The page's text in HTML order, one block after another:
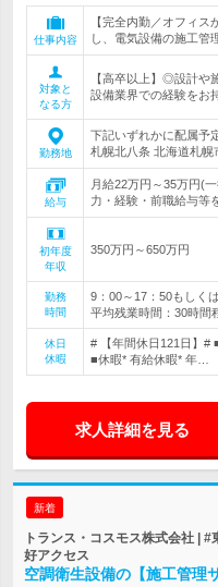
仕事内容
【完全内勤／オフィ
し、電気設備の施工管
対象と
なる方
【高卒以上】◎設計や
設備業界での経験をお
勤務地
下記いずれかに配属予
札幌北八条 北海道札幌
給与
月給22万円～35万円(
力・経験・前職給与等
初年度
年収
350万円～650万円
勤務
時間
9：00～17：50もしく
平均残業時間：30時間
休日
休暇
# 【年間休日121日】#
■休暇* 有給休暇* 年…
求人詳細を見る
新着
トランス・コスモス株式会社 |
好アクセス
空調衛生設備の【施工管理